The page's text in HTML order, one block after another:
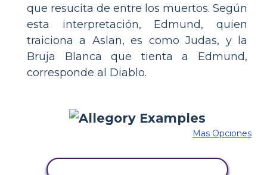
que resucita de entre los muertos. Según
esta interpretación, Edmund, quien
traiciona a Aslan, es como Judas, y la
Bruja Blanca que tienta a Edmund,
corresponde al Diablo.
Mas Opciones